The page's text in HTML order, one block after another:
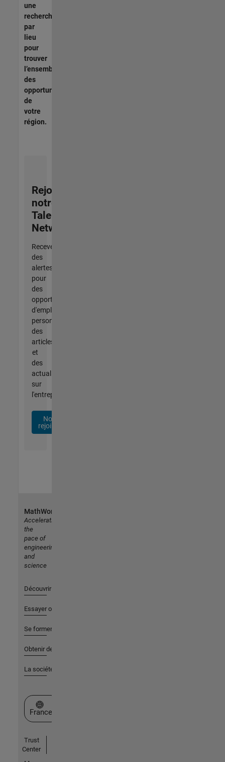
une
recherche
par
lieu
pour
trouver
l’ensemble
des
opportunités
de
votre
région.
Rejoignez
notre
Talent
Network
Recevez
des
alertes
pour
des
opportunités
d'emploi
personnalisées,
des
articles
et
des
actualités
sur
l'entreprise.
Nous
rejoindre
MathWorks
Accelerating
the
pace of
engineering
and
science
Découvrir les produits
Essayer ou acheter
Se former
Obtenir de l'aide
La société
Sélectionner un site web
France
Trust
Center